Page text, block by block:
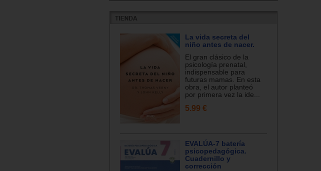
La vida secreta del
niño antes de nacer.
El gran clásico de la
psicología prenatal,
indispensable para
futuras mamas. En esta
obra, el autor planteó
por primera vez la ide...
5.99 €
EVALÚA-7 batería
psicopedagógica.
Cuadernillo y
corrección